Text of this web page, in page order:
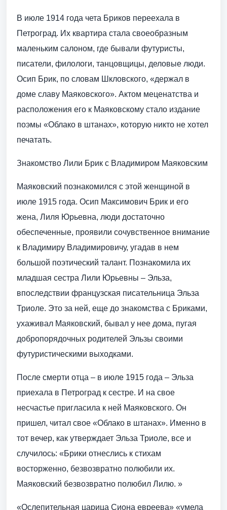
В июле 1914 года чета Бриков переехала в
Петроград. Их квартира стала своеобразным
маленьким салоном, где бывали футуристы,
писатели, филологи, танцовщицы, деловые люди.
Осип Брик, по словам Шкловского, «держал в
доме славу Маяковского». Актом меценатства и
расположения его к Маяковскому стало издание
поэмы «Облако в штанах», которую никто не хотел
печатать.
Знакомство Лили Брик с Владимиром Маяковским
Маяковский познакомился с этой женщиной в
июле 1915 года. Осип Максимович Брик и его
жена, Лиля Юрьевна, люди достаточно
обеспеченные, проявили сочувственное внимание
к Владимиру Владимировичу, угадав в нем
большой поэтический талант. Познакомила их
младшая сестра Лили Юрьевны – Эльза,
впоследствии французская писательница Эльза
Триоле. Это за ней, еще до знакомства с Бриками,
ухаживал Маяковский, бывал у нее дома, пугая
добропорядочных родителей Эльзы своими
футуристическими выходками.
После смерти отца – в июле 1915 года – Эльза
приехала в Петроград к сестре. И на свое
несчастье пригласила к ней Маяковского. Он
пришел, читал свое «Облако в штанах». Именно в
тот вечер, как утверждает Эльза Триоле, все и
случилось: «Брики отнеслись к стихам
восторженно, безвозвратно полюбили их.
Маяковский безвозвратно полюбил Лилю. »
«Ослепительная царица Сиона евреева» «умела